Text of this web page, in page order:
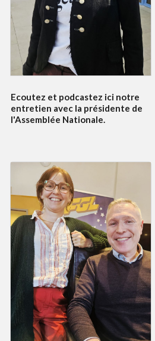
Ecoutez et podcastez ici notre
entretien avec la présidente de
l'Assemblée Nationale.